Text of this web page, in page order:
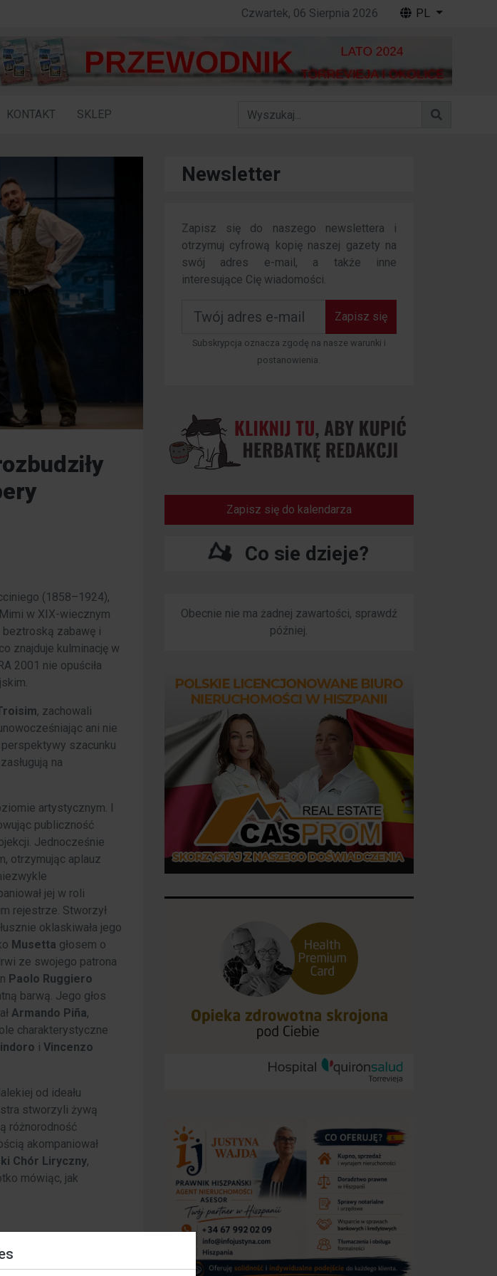
Czwartek, 06 Sierpnia 2026 PL
KONTAKT SKLEP
(1858–1924),
w XIX-wiecznym
beztroską zabawę i
znajduje kulminację w
2001 nie opuściła
, zachowali
ani nie
szacunku
na
artystycznym. I
publiczność
Jednocześnie
otrzymując aplauz
jej w roli
rejestrze. Stworzył
oklaskiwała jego
Musetta głosem o
ze swojego patrona
Paolo Ruggiero
barwą. Jego głos
Armando Piña,
charakterystyczne
i Vincenzo
od ideału
stworzyli żywą
różnorodność
akompaniował
Chór Liryczny,
mówiąc, jak
Newsletter
Zapisz się do naszego newslettera i
otrzymuj cyfrową kopię naszej gazety na
swój adres e-mail, a także inne
interesujące Cię wiadomości.
Zapisz się
Subskrypcja oznacza zgodę na nasze warunki i
postanowienia.
Zapisz się do kalendarza
Co sie dzieje?
Obecnie nie ma żadnej zawartości, sprawdź
później.